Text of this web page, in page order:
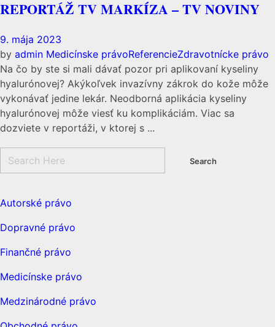
REPORTÁŽ TV MARKÍZA – TV NOVINY
9. mája 2023
by admin Medicínske právoReferencieZdravotnícke právo
Na čo by ste si mali dávať pozor pri aplikovaní kyseliny
hyalurónovej? Akýkoľvek invazívny zákrok do kože môže
vykonávať jedine lekár. Neodborná aplikácia kyseliny
hyalurónovej môže viesť ku komplikáciám. Viac sa
dozviete v reportáži, v ktorej s ...
Autorské právo
Dopravné právo
Finančné právo
Medicínske právo
Medzinárodné právo